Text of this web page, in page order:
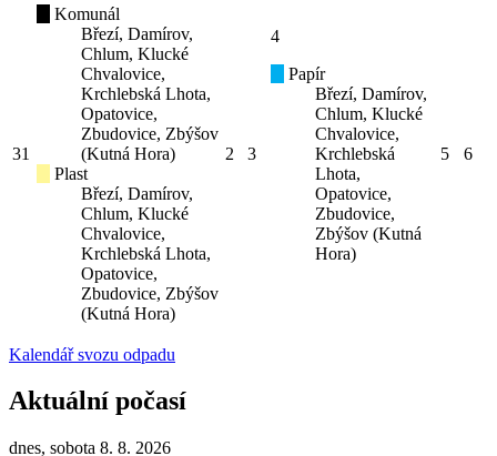
31
Komunál
Březí, Damírov,
Chlum, Klucké
Chvalovice,
Krchlebská Lhota,
Opatovice,
Zbudovice, Zbýšov
(Kutná Hora)
Plast
Březí, Damírov,
Chlum, Klucké
Chvalovice,
Krchlebská Lhota,
Opatovice,
Zbudovice, Zbýšov
(Kutná Hora)
2 3
4
Papír
Březí, Damírov,
Chlum, Klucké
Chvalovice,
Krchlebská
Lhota,
Opatovice,
Zbudovice,
Zbýšov (Kutná
Hora)
5 6
Kalendář svozu odpadu
Aktuální počasí
dnes, sobota 8. 8. 2026